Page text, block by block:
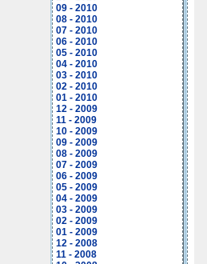
09 - 2010
08 - 2010
07 - 2010
06 - 2010
05 - 2010
04 - 2010
03 - 2010
02 - 2010
01 - 2010
12 - 2009
11 - 2009
10 - 2009
09 - 2009
08 - 2009
07 - 2009
06 - 2009
05 - 2009
04 - 2009
03 - 2009
02 - 2009
01 - 2009
12 - 2008
11 - 2008